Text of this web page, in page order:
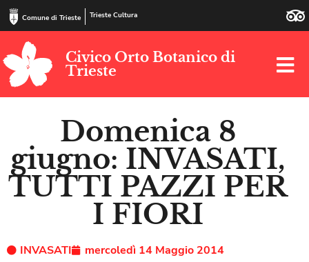
Comune di Trieste Trieste Cultura
Civico Orto Botanico di
Trieste
Domenica 8
giugno: INVASATI,
TUTTI PAZZI PER
I FIORI
INVASATI mercoledì 14 Maggio 2014